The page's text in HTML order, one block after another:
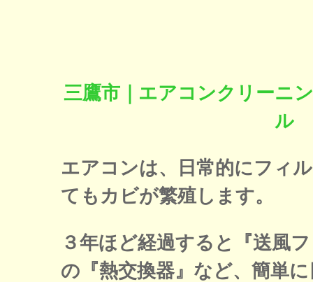
三鷹市｜エアコンクリーニ
ル
エアコンは、日常的にフィ
てもカビが繁殖します。
３年ほど経過すると『送風
の『熱交換器』など、簡単